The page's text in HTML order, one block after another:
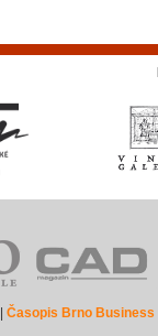
Časopis Brno Business